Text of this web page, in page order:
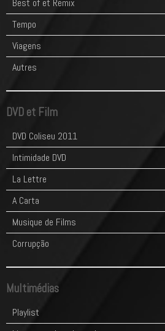
Tempo
Viagens
Autres
DVD et Film
DVD Coliseu 2011
Intimidade DVD
La Lettre
A Carta
Musique de Films
Corrupção
Multimédias
Playlist